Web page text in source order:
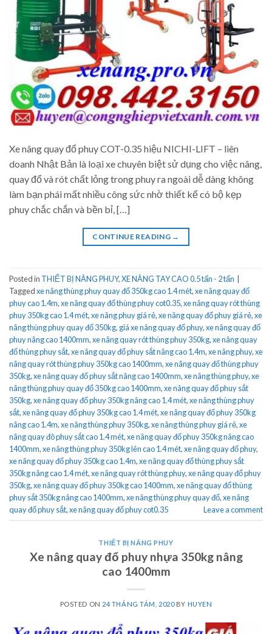
Xe nâng quay đổ phuy COT-0.35 hiệu NICHI-LIFT – liên
doanh Nhật Bản là loại xe chuyên biệt sử dụng cho việc nâng,
quay đổ và rót chất lỏng trong phuy ra ngoài dễ dàng không
làm bạn phái mất nhiều công sức nhờ thiết kế có bộ kẹp
phuy chắc chắn và bền bỉ, […]
CONTINUE READING →
Posted in THIẾT BỊ NÂNG PHUY,XE NÂNG TAY CAO 0.5 tấn - 2 tấn
Taggedxe nâng thùng phuy quay đổ 350kg cao 1.4 mét,xe nâng quay đổ
phuy cao 1.4m,xe nâng quay đổ thùng phuy cot0.35,xe nâng quay rót thùng
phuy 350kg cao 1.4 mét,xe nâng phuy giá rẻ,xe nâng quay đổ phuy giá rẻ,xe
nâng thùng phuy quay đổ 350kg, giá xe nâng quay đổ phuy,xe nâng quay đổ
phuy nâng cao 1400mm,xe nâng quay rót thùng phuy 350kg,xe nâng quay
đổ thùng phuy sắt,xe nâng quay đổ phuy sắt nâng cao 1.4m,xe nâng phuy,xe
nâng quay rót thùng phuy 350kg cao 1400mm,xe nâng quay đổ thùng phuy
350kg,xe nâng quay đổ phuy sắt nâng cao 1400mm,xe nâng thùng phuy,xe
nâng thùng phuy quay đổ 350kg cao 1400mm,xe nâng quay đổ phuy sắt
350kg,xe nâng quay đổ phuy 350kg nâng cao 1.4 mét,xe nâng thùng phuy
sắt,xe nâng quay đổ phuy 350kg cao 1.4 mét,xe nâng quay đổ phuy 350kg
nâng cao 1.4m,xe nâng thùng phuy 350kg,xe nâng thùng phuy giá rẻ,xe
nâng quay đô phuy sắt cao 1.4 mét,xe nâng quay đổ phuy 350kg nâng cao
1400mm,xe nâng thùng phuy 350kg lên cao 1.4 mét,xe nâng quay đổ phuy,
xe nâng quay đổ phuy 350kg cao 1.4m,xe nâng quay đổ thùng phuy sắt
350kg nâng cao 1.4 mét,xe nâng quay rót thùng phuy,xe nâng quay đổ phuy
350kg,xe nâng quay đổ phuy 350kg cao 1400mm,xe nâng quay đổ thùng
phuy sắt 350kg nâng cao 1400mm,xe nâng thùng phuy quay đổ,xe nâng
quay đổ phuy sắt,xe nâng quay đổ phuy cot0.35 Leave a comment
THIẾT BỊ NÂNG PHUY
Xe nâng quay đổ phuy nhựa 350kg nâng
cao 1400mm
POSTED ON 24 THÁNG TÁM, 2020BY HUYEN